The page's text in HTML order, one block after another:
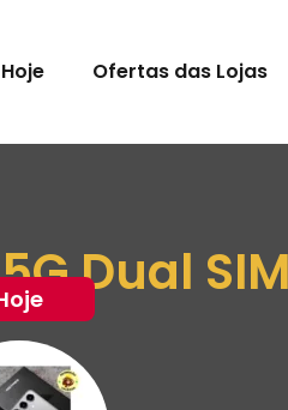
Ofertas das Lojas
Dual